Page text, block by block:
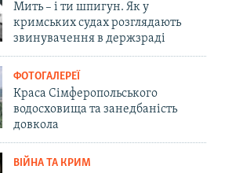
Мить – і ти шпигун. Як у
кримських судах розглядають
звинувачення в держзраді
ФОТОГАЛЕРЕЇ
Краса Сімферопольського
водосховища та занедбаність
довкола
ВІЙНА ТА КРИМ